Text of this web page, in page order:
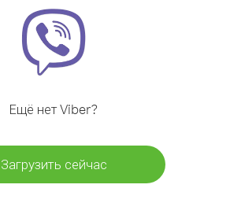
Ещё нет Viber?
Загрузить сейчас